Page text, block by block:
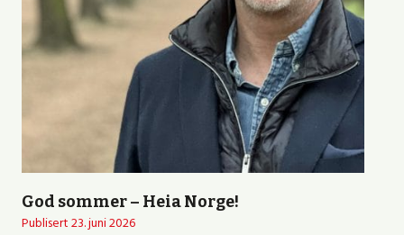
God sommer – Heia Norge!
Publisert23. juni 2026